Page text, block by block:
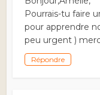
Pourrais-tu faire
pour apprendre
peu urgent )
Répondre